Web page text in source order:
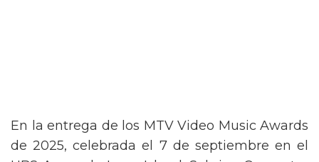
En la entrega de los MTV Video Music Awards
de 2025, celebrada el 7 de septiembre en el